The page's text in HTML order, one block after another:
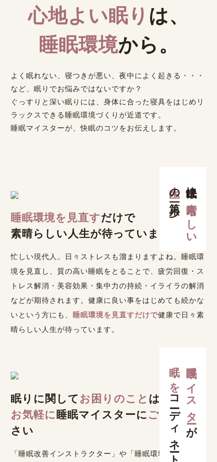
心地よい眠り は、
睡眠環境から。
よく眠れない、寝つきが悪い、夜中によく起きる・・・
など、眠りでお悩みではないですか？
ぐっすりと深い眠りには、身体に合った寝具をはじめリ
ラックスできる睡眠環境づくりが近道です。
睡眠マイスターが、快眠のコツをお伝えします。
快眠は
素晴らしい
の第一歩
睡眠環境を見直すだけで
素晴らしい人生が待っています。
忙しい現代人。日々ストレスも溜まりますよね。睡眠環
境を見直し、質の高い睡眠をとることで、疲労回復・ス
トレス解消・美容効果・集中力の持続・イライラの解消
などが期待されます。健康に良い事をはじめても続かな
いという方にも、 睡眠環境を見直すだけで健康で日々素
晴らしい人生が待っています。
睡眠マイスター
が
眠りを
コーディネート
眠りに関して お困りのこと は
お気軽に 睡眠マイスターに ご相談 くだ
さい
「睡眠改善インストラクター」や「睡眠環境・寝具指導